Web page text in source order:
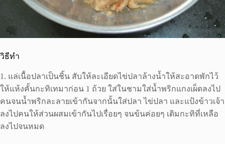
วิธีทำ
1. แล่เนื้อปลาเป็นชิ้น สับให้ละเอียดไข่ปลาล้างน้ำให้สะอาดพักไว้
ให้แห้งคั้นกะทิเทมาก่อน 1 ถ้วย ใส่ในชามใส่น้ำพริกแกงเผ็ดลงไป
คนจนน้ำพริกละลายเข้ากันจากนั้นใส่ปลา ไข่ปลา และแป้งข้าวเจ้า
ลงไปคนให้ส่วนผสมเข้ากันไปเรื่อยๆ จนข้นค่อยๆ เติมกะทิที่เหลือ
ลงไปจนหมด